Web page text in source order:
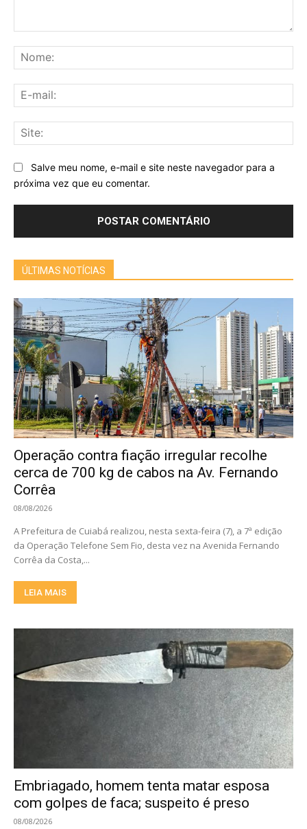
Salve meu nome, e-mail e site neste navegador para a
próxima vez que eu comentar.
ÚLTIMAS NOTÍCIAS
Operação contra fiação irregular recolhe
cerca de 700 kg de cabos na Av. Fernando
Corrêa
08/08/2026
A Prefeitura de Cuiabá realizou, nesta sexta-feira (7), a 7ª edição
da Operação Telefone Sem Fio, desta vez na Avenida Fernando
Corrêa da Costa,...
LEIA MAIS
Embriagado, homem tenta matar esposa
com golpes de faca; suspeito é preso
08/08/2026